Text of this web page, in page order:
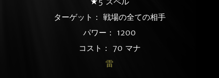
ターゲット： 戦場の全ての相手
パワー： 1200
コスト： 70 マナ
雷